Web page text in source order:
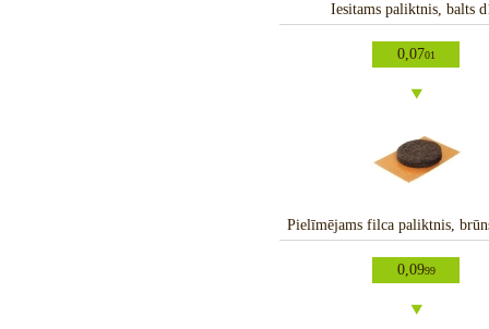
Iesitams paliktnis, balts
0,0701
Pielīmējams filca paliktnis,
0,0999